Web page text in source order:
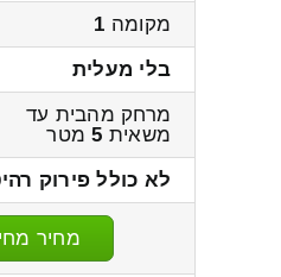
מקומה 1
בלי מעלית
מרחק מהבית עד
משאית 5מטר
לא כולל פירוק
מחיר